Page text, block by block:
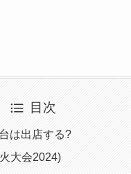
目次
は出店する?
大会2024)